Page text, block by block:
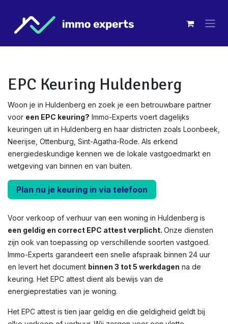
EPC Keuring Huldenberg
Woon je in Huldenberg en zoek je een betrouwbare partner
voor een EPC keuring? Immo-Experts voert dagelijks
keuringen uit in Huldenberg en haar districten zoals Loonbeek,
Neerijse, Ottenburg, Sint-Agatha-Rode. Als erkend
energiedeskundige kennen we de lokale vastgoedmarkt en
wetgeving van binnen en van buiten.
Plan nu je keuring in via telefoon
Voor verkoop of verhuur van een woning in Huldenberg is
een geldig en correct EPC attest verplicht. Onze diensten
zijn ook van toepassing op verschillende soorten vastgoed.
Immo-Experts garandeert een snelle afspraak binnen 24 uur
en levert het document binnen 3 tot 5 werkdagen na de
keuring. Het EPC attest dient als bewijs van de
energieprestaties van je woning.
Het EPC attest is tien jaar geldig en die geldigheid geldt bij